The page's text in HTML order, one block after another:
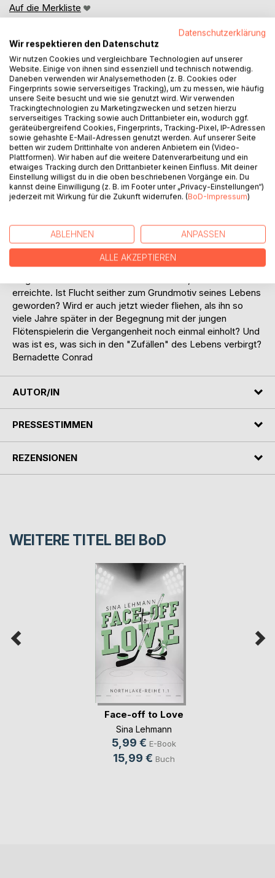
Auf die Merkliste
Titel bewerten
BESCHREIBUNG
Tief begibt sich der umwerfend spannend erzählte Roman
in die radikal unterschiedlichen Perspektiven seiner Figuren
hinein. Von jenem Steinbrunnen in Berlin tastet er sich durch
Jahrzehnte zurück bis in die DDR der 1950er Jahre - und
streckt sich aus bis in die einsamen Weiten der finnischen
Es sind nicht nur Trennungen, Verluste und Neuanfänge, die
Hannes' innere Einsamkeit zeichnen. Als er vor vielen
Jahren unter den Schüssen der DDR-Grenzsoldaten die
Spree durchschwamm, um in den Westen zu kommen, war
erreichte. Ist Flucht seither zum Grundmotiv seines Lebens
geworden? Wird er auch jetzt wieder fliehen, als ihn so
viele Jahre später in der Begegnung mit der jungen
Flötenspielerin die Vergangenheit noch einmal einholt? Und
was ist es, was sich in den "Zufällen" des Lebens verbirgt?
Bernadette Conrad
AUTOR/IN
PRESSESTIMMEN
REZENSIONEN
WEITERE TITEL BEI BoD
Face-off to Love
Sina Lehmann
5,99 € E-Book
15,99 € Buch
Datenschutzerklärung
Wir respektieren den Datenschutz
Wir nutzen Cookies und vergleichbare Technologien auf unserer
Website. Einige von ihnen sind essenziell und technisch notwendig.
Daneben verwenden wir Analysemethoden (z. B. Cookies oder
Fingerprints sowie serverseitiges Tracking), um zu messen, wie häufig
unsere Seite besucht und wie sie genutzt wird. Wir verwenden
Trackingtechnologien zu Marketingzwecken und setzen hierzu
serverseitiges Tracking sowie auch Drittanbieter ein, wodurch ggf.
geräteübergreifend Cookies, Fingerprints, Tracking-Pixel, IP-Adressen
sowie gehashte E-Mail-Adressen genutzt werden. Auf unserer Seite
betten wir zudem Drittinhalte von anderen Anbietern ein (Video-
Plattformen). Wir haben auf die weitere Datenverarbeitung und ein
etwaiges Tracking durch den Drittanbieter keinen Einfluss. Mit deiner
Einstellung willigst du in die oben beschriebenen Vorgänge ein. Du
kannst deine Einwilligung (z. B. im Footer unter „Privacy-Einstellungen“)
jederzeit mit Wirkung für die Zukunft widerrufen. (BoD-Impressum)
ABLEHNEN ANPASSEN
ALLE AKZEPTIEREN